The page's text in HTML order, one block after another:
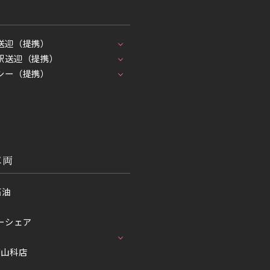
（提携）
迎（提携）
（提携）
シェア
科店